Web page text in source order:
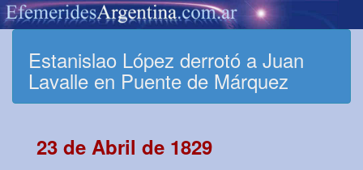
Estanislao López derrotó a Juan
Lavalle en Puente de Márquez
23 de Abril de 1829